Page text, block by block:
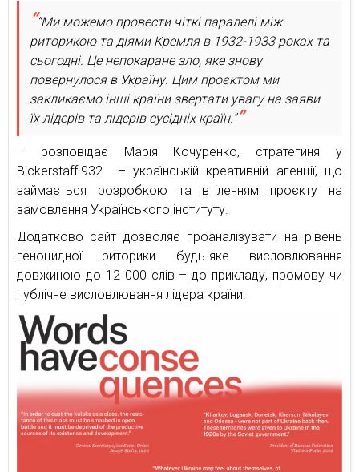
“Ми можемо провести чіткі паралелі між
риторикою та діями Кремля в 1932-1933 роках та
сьогодні. Це непокаране зло, яке знову
повернулося в Україну. Цим проєктом ми
закликаємо інші країни звертати увагу на заяви
їх лідерів та лідерів сусідніх країн.”
– розповідає Марія Кочуренко, стратегиня у
Bickerstaff.932 – українській креативній агенції, що
займається розробкою та втіленням проєкту на
замовлення Українського інституту.
Додатково сайт дозволяє проаналізувати на рівень
геноцидної риторики будь-яке висловлювання
довжиною до 12 000 слів – до прикладу, промову чи
публічне висловлювання лідера країни.